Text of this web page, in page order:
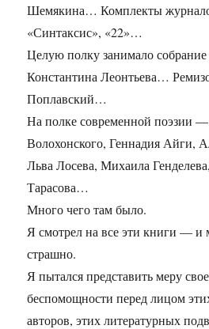
Шемякина… Комплекты
«Синтаксис», «22»…
Целую полку занимало
Константина Леонтьева…
Поплавский…
На полке современной поэзии
Волохонского, Геннадия Айги,
Льва Лосева, Михаила
Тарасова…
Много чего там было.
Я смотрел на все эти книги — и
страшно.
Я пытался представить меру
беспомощности перед лицом
авторов, этих литературных